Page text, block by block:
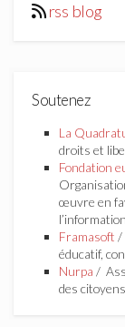
rss blog
Soutenez
La
droits et
Fondation
œuvre en
l’information
Framasoft /
éducatif,
Nurpa /
des